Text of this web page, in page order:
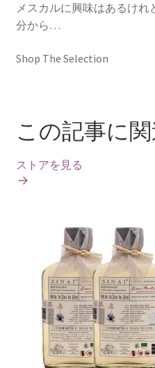
メスカルに興味はあるけ
分から…
Shop The Selection
この記事に
ストアを見る